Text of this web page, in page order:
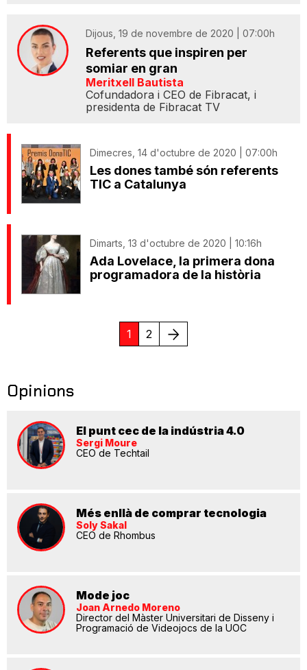
Dijous, 19 de novembre de 2020 | 07:00h
Referents que inspiren per
somiar en gran
Meritxell Bautista
Cofundadora i CEO de Fibracat, i
presidenta de Fibracat TV
Dimecres, 14 d'octubre de 2020 | 07:00h
Les dones també són referents
TIC a Catalunya
Dimarts, 13 d'octubre de 2020 | 10:16h
Ada Lovelace, la primera dona
programadora de la història
1 2 Següent
Opinions
El punt cec de la indústria 4.0
Sergi Moure
CEO de Techtail
Més enllà de comprar tecnologia
Soly Sakal
CEO de Rhombus
Mode joc
Joan Arnedo Moreno
Director del Màster Universitari de Disseny i
Programació de Videojocs de la UOC